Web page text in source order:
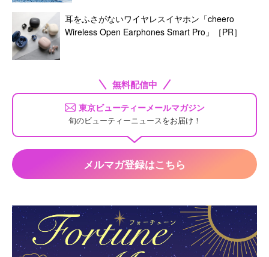
耳をふさがないワイヤレスイヤホン「cheero
Wireless Open Earphones Smart Pro」［PR］
無料配信中
東京ビューティーメールマガジン
旬のビューティーニュースをお届け！
メルマガ登録はこちら